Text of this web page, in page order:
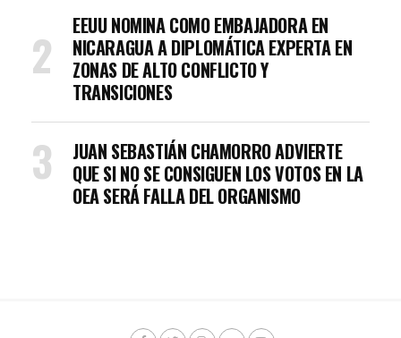
EEUU NOMINA COMO EMBAJADORA EN
NICARAGUA A DIPLOMÁTICA EXPERTA EN
ZONAS DE ALTO CONFLICTO Y
TRANSICIONES
JUAN SEBASTIÁN CHAMORRO ADVIERTE
QUE SI NO SE CONSIGUEN LOS VOTOS EN LA
OEA SERÁ FALLA DEL ORGANISMO